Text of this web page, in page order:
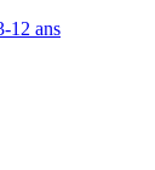
12 ans